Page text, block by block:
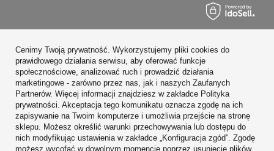
Konto
Regulaminy
Zobacz również
W sklepie prezentujemy ceny brutto (z VAT).
Cenimy Twoją prywatność. Wykorzystujemy pliki cookies do
prawidłowego działania serwisu, aby oferować funkcje
społecznościowe, analizować ruch i prowadzić działania
marketingowe - zarówno przez nas, jak i naszych Zaufanych
Partnerów. Więcej informacji znajdziesz w zakładce Polityka
prywatności. Akceptacja tego komunikatu oznacza zgodę na ich
zapisywanie na Twoim komputerze i umożliwia przejście na stronę
sklepu. Możesz określić warunki przechowywania lub dostępu do
nich modyfikując ustawienia w zakładce „Konfiguracja zgód”. Zgodę
możesz wycofać w dowolnym momencie poprzez usunięcie plików